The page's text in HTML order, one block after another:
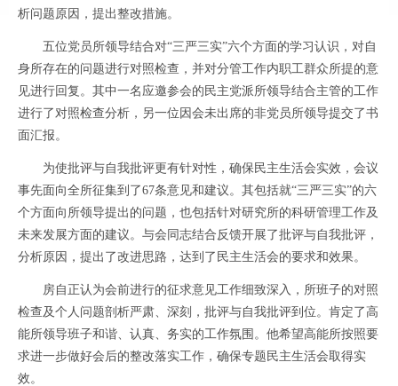
析问题原因，提出整改措施。
五位党员所领导结合对“三严三实”六个方面的学习认识，对自
身所存在的问题进行对照检查，并对分管工作内职工群众所提的意
见进行回复。其中一名应邀参会的民主党派所领导结合主管的工作
进行了对照检查分析，另一位因会未出席的非党员所领导提交了书
面汇报。
为使批评与自我批评更有针对性，确保民主生活会实效，会议
事先面向全所征集到了67条意见和建议。其包括就“三严三实”的六
个方面向所领导提出的问题，也包括针对研究所的科研管理工作及
未来发展方面的建议。与会同志结合反馈开展了批评与自我批评，
分析原因，提出了改进思路，达到了民主生活会的要求和效果。
房自正认为会前进行的征求意见工作细致深入，所班子的对照
检查及个人问题剖析严肃、深刻，批评与自我批评到位。肯定了高
能所领导班子和谐、认真、务实的工作氛围。他希望高能所按照要
求进一步做好会后的整改落实工作，确保专题民主生活会取得实
效。